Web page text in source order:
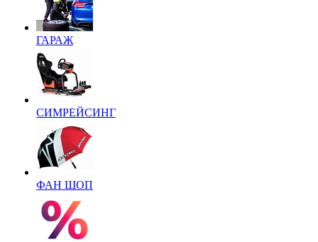
ГАРАЖ
СИМРЕЙСИНГ
ФАН ШОП